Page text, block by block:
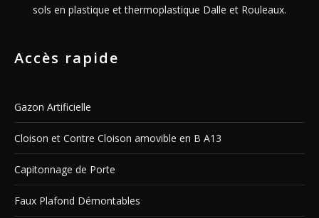
sols en plastique et thermoplastique Dalle et Rouleaux.
Accès rapide
Gazon Artificielle
Cloison et Contre Cloison amovible en B A13
Capitonnage de Porte
Faux Plafond Démontables